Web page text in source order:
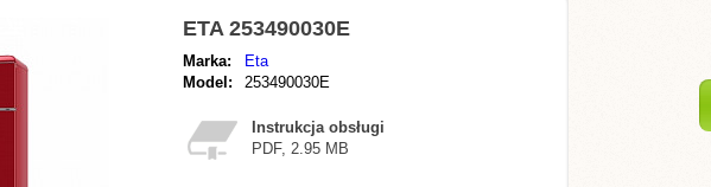
ETA 253490030E
Marka:
Eta
Model:
253490030E
Instrukcja obsługi
PDF, 2.95 MB